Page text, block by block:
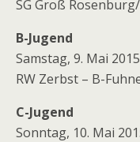
SG Groß
B-Jugend
Samstag, 9. Mai 2015
RW Zerbst – B-
C-Jugend
Sonntag, 10. Mai